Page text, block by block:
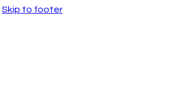
Skip to footer